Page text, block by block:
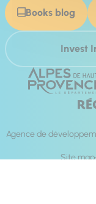
Books blog
Invest
Agence de
Site map